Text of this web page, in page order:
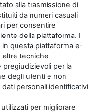
alla trasmissione di
da numeri casuali
per consentire
della piattaforma. I
questa piattaforma e-
altre tecniche
per la
degli utenti e non
personali identificativi
per migliorare